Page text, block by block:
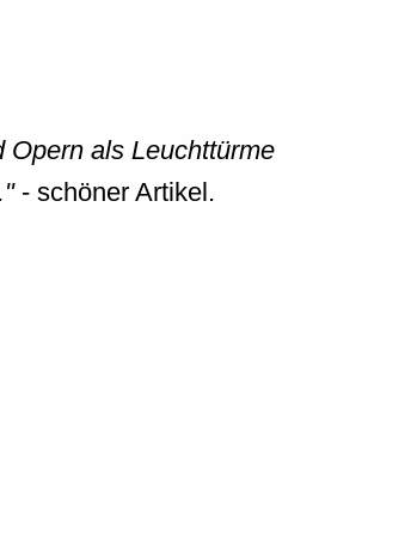
Opern als Leuchttürme
- schöner Artikel.